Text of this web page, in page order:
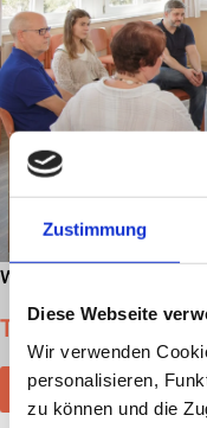
Zustimmung
Diese Webseite
Wir verwenden
personalisieren,
zu können und die
Wieder gut im Leben.
Wunsch- und Wahlrecht